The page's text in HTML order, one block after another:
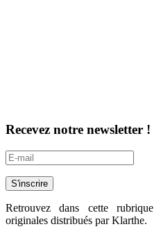
Recevez notre newsletter !
Retrouvez dans cette rubrique
originales distribués par Klarthe.